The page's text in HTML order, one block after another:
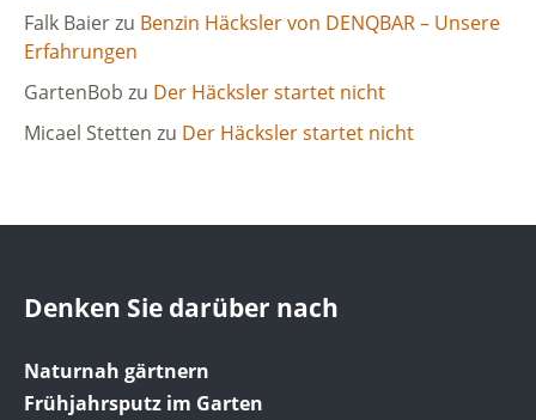
Falk Baierzu Benzin Häcksler von DENQBAR – Unsere
Erfahrungen
GartenBob zu Der Häcksler startet nicht
Micael Stetten zu Der Häcksler startet nicht
Denken Sie darüber nach
Naturnah gärtnern
Frühjahrsputz im Garten